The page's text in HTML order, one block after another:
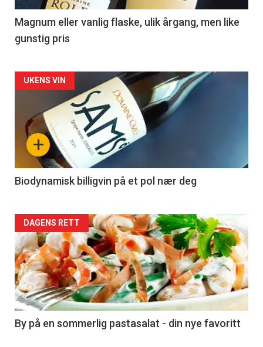
3
Magnum eller vanlig flaske, ulik årgang, men like
gunstig pris
Forsiden
akkurat
nå
4
+
UKENS VIN
Biodynamisk billigvin på et pol nær deg
Forsiden
akkurat
nå
-
5
DAGENS RETT
By på en sommerlig pastasalat - din nye favoritt